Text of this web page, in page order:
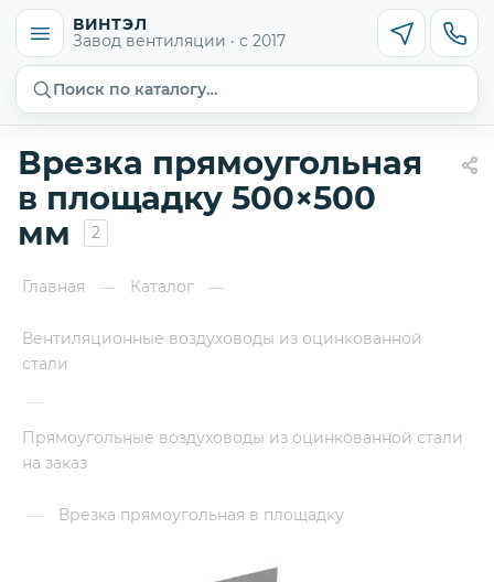
ВИНТЭЛ
Завод вентиляции · с 2017
Поиск по каталогу…
Врезка прямоугольная
в площадку 500×500
мм
2
Главная — Каталог —
Вентиляционные воздуховоды из оцинкованной
стали
—
Прямоугольные воздуховоды из оцинкованной стали
на заказ
— Врезка прямоугольная в площадку